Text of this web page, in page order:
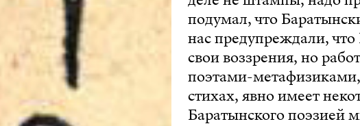
подумал, что
нас предупреждали,
свои воззрения, но
поэтами-
стихах, явно имеет
Баратынского поэзией